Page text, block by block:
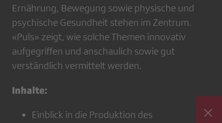
Ernährung, Bewegung sowie physische und
psychische Gesundheit stehen im Zentrum.
«Puls» zeigt, wie solche Themen innovativ
aufgegriffen und anschaulich sowie gut
verständlich vermittelt werden.
Inhalte:
Einblick in die Produktion des